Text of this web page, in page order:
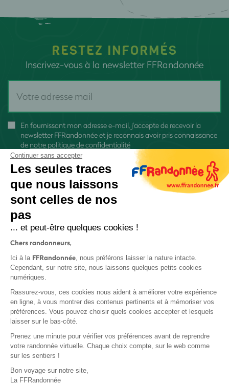
RESTEZ INFORMÉS
Inscrivez-vous à la newsletter FFRandonnée
En fournissant mon adresse e-mail, j'accepte de recevoir la
newsletter FFRandonnée et je reconnais avoir pris connaissance
de notre politique de confidentialité
Protection des données
Politique de confidentialité
Continuer sans accepter
Les seules traces
que nous laissons
sont celles de nos
pas
... et peut-être quelques cookies !
Chers randonneurs,
Ici à la FFRandonnée, nous préférons laisser la nature intacte.
Cependant, sur notre site, nous laissons quelques petits cookies
numériques.
Rassurez-vous, ces cookies nous aident à améliorer votre expérience
en ligne, à vous montrer des contenus pertinents et à mémoriser vos
préférences. Vous pouvez choisir quels cookies accepter et lesquels
laisser sur le bas-côté.
Prenez une minute pour vérifier vos préférences avant de reprendre
votre randonnée virtuelle. Chaque choix compte, sur le web comme
sur les sentiers !
Bon voyage sur notre site,
La FFRandonnée